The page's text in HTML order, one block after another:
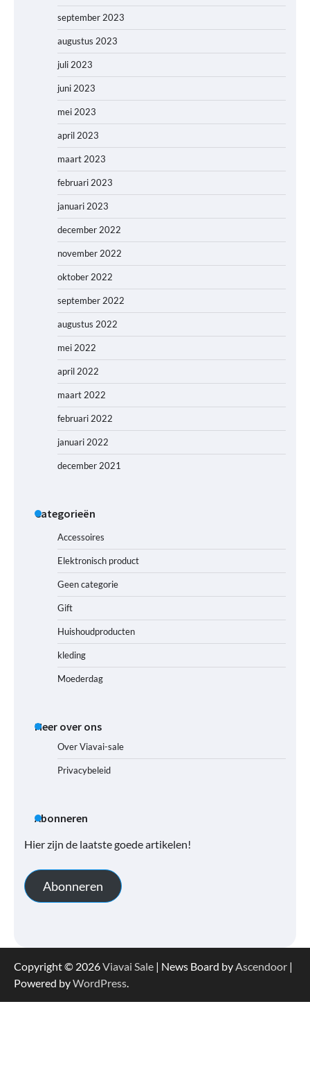
september 2023
augustus 2023
juli 2023
juni 2023
mei 2023
april 2023
maart 2023
februari 2023
januari 2023
december 2022
november 2022
oktober 2022
september 2022
augustus 2022
mei 2022
april 2022
maart 2022
februari 2022
januari 2022
december 2021
Categorieën
Accessoires
Elektronisch product
Geen categorie
Gift
Huishoudproducten
kleding
Moederdag
Meer over ons
Over Viavai-sale
Privacybeleid
Abonneren
Hier zijn de laatste goede artikelen!
Abonneren
Copyright © 2026Viavai Sale | News Board by Ascendoor |
Powered byWordPress